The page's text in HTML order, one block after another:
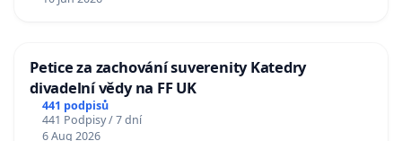
Petice za zachování suverenity Katedry
divadelní vědy na FF UK
441 podpisů
441 Podpisy / 7 dní
6 Aug 2026